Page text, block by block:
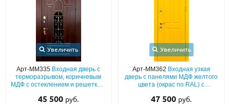
ПН-СБ - с 9:00 до 21:00, ВС - до 19:00
+7 (495) 411-44-41
INFO@META-M.RU
ЗАПРОСИТЬ РАСЧЕТ
Увеличить
Арт-ММ335 Входная дверь с
терморазрывом, коричневым
МДФ с остеклением и решеткой,
45 500 руб.
Увеличить
Арт-ММ362 Входная узкая
дверь с панелями МДФ желтого
цвета (окрас по RAL) с
47 500 руб.